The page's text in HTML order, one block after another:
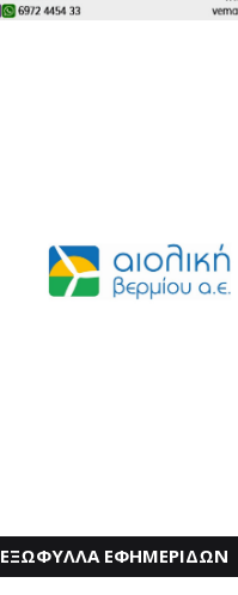
ΕΞΩΦΥΛΛΑ ΕΦΗΜΕΡΙΔΩΝ